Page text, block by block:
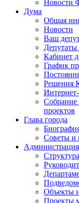
Новости
Дума
Общая
Новости
Ваш
Кабинет
График
Решения
проектов
Глава города
Советы и
Администрация
Объекты
Проекты